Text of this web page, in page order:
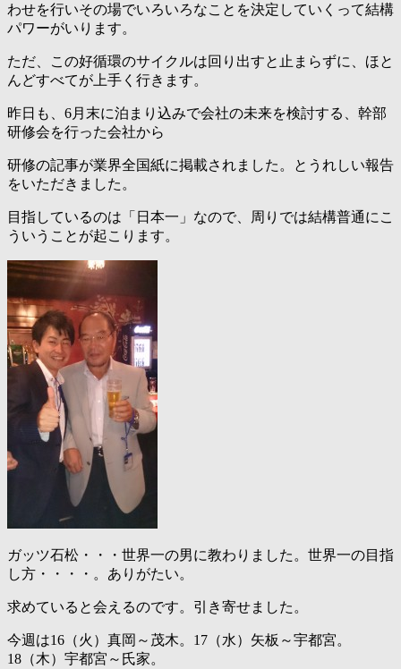
わせを行いその場でいろいろなことを決定していくって結構
パワーがいります。
ただ、この好循環のサイクルは回り出すと止まらずに、ほと
んどすべてが上手く行きます。
昨日も、6月末に泊まり込みで会社の未来を検討する、幹部
研修会を行った会社から
研修の記事が業界全国紙に掲載されました。とうれしい報告
をいただきました。
目指しているのは「日本一」なので、周りでは結構普通にこ
ういうことが起こります。
ガッツ石松・・・世界一の男に教わりました。世界一の目指
し方・・・・。ありがたい。
求めていると会えるのです。引き寄せました。
今週は16（火）真岡～茂木。17（水）矢板～宇都宮。
18（木）宇都宮～氏家。